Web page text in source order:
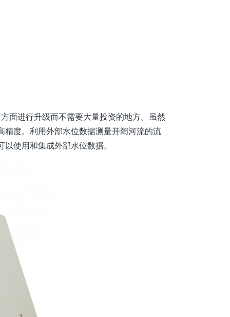
面进行升级而不需要大量投资的地方。虽然
度。利用外部水位数据测量开阔河流的流
使用和集成外部水位数据。